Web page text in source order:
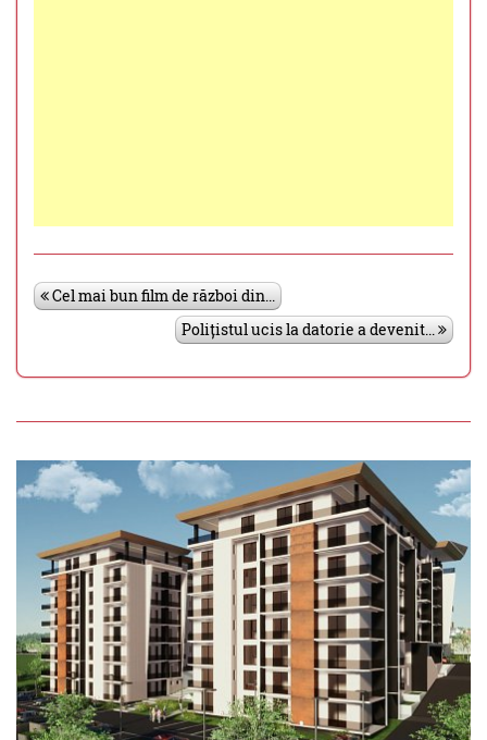
Cel mai bun film de război din...
Polițistul ucis la datorie a devenit...